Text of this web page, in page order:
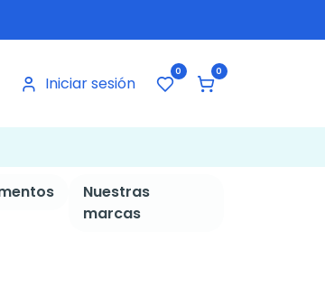
Iniciar sesión
0 0
Nuestras
marcas